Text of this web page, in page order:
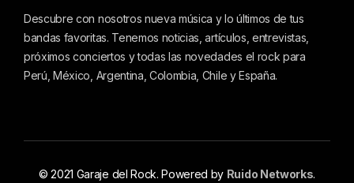
Descubre con nosotros nueva música y lo últimos de tus
bandas favoritas. Tenemos noticias, artículos, entrevistas,
próximos conciertos y todas las novedades el rock para
Perú, México, Argentina, Colombia, Chile y España.
© 2021 Garaje del Rock. Powered by Ruido Networks.